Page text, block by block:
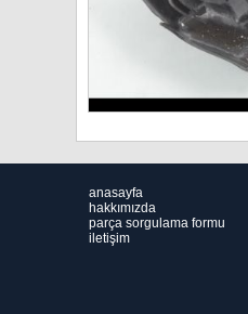
anasayfa
hakkımızda
parça sorgulama formu
iletişim